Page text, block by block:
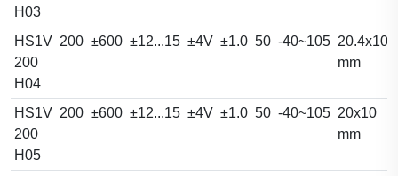
H03
HS1V
200
H04
200 ±600 ±12...15 ±4V ±1.0 50 -40~105
mm
HS1V
200
H05
200 ±600 ±12...15 ±4V ±1.0 50 -40~105 20x10
mm